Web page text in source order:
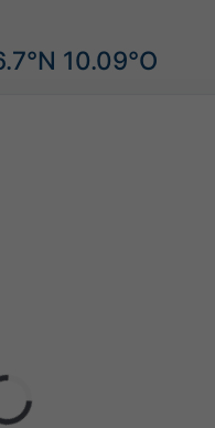
10.09°O